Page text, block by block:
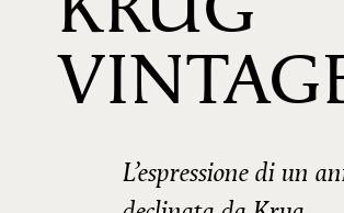
L’espressione di un